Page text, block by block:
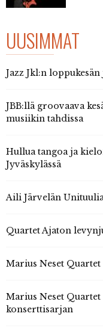
UUSIMMAT
Jazz Jkl:n
JBB:llä groovaava
musiikin tahdissa
Hullua tangoa ja
Jyväskylässä
Aili Järvelän
Quartet Ajaton
Marius Neset
Marius Neset Quartet
konserttisarjan